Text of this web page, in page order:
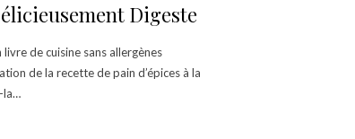
Digeste
de cuisine sans allergènes
de la recette de pain d’épices à la
la…